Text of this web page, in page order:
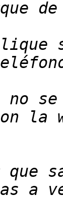
no
que